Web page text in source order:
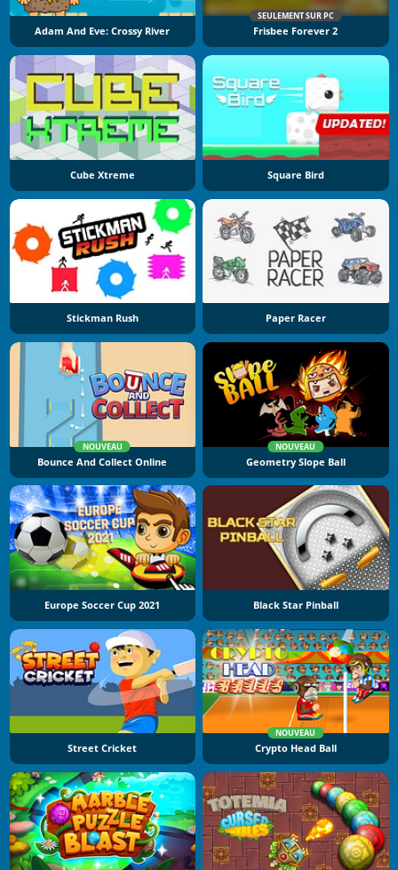
Adam And Eve: Crossy River
SEULEMENT SUR PC
Frisbee Forever 2
Cube Xtreme Square Bird
Stickman Rush Paper Racer
NOUVEAU
Bounce And Collect Online
NOUVEAU
Geometry Slope Ball
Europe Soccer Cup 2021 Black Star Pinball
Street Cricket
NOUVEAU
Crypto Head Ball